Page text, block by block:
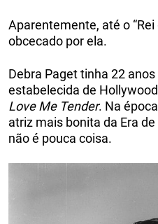
Aparentemente, até o “Rei
obcecado por ela.
Debra Paget tinha 22
estabelecida de
Love Me Tender. Na
atriz mais bonita da Era
não é pouca coisa.